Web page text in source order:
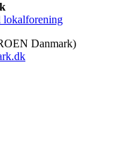
Danmark)